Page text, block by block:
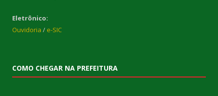
Eletrônico:
Ouvidoria / e-SIC
COMO CHEGAR NA PREFEITURA